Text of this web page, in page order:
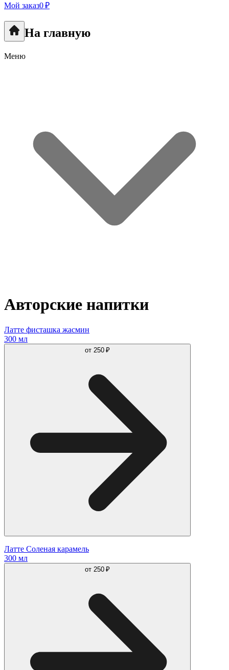
Мой заказ0 ₽
На главную
Меню
Авторские напитки
Латте фисташка жасмин
300 мл
от 250 ₽
Латте Соленая карамель
300 мл
от 250 ₽